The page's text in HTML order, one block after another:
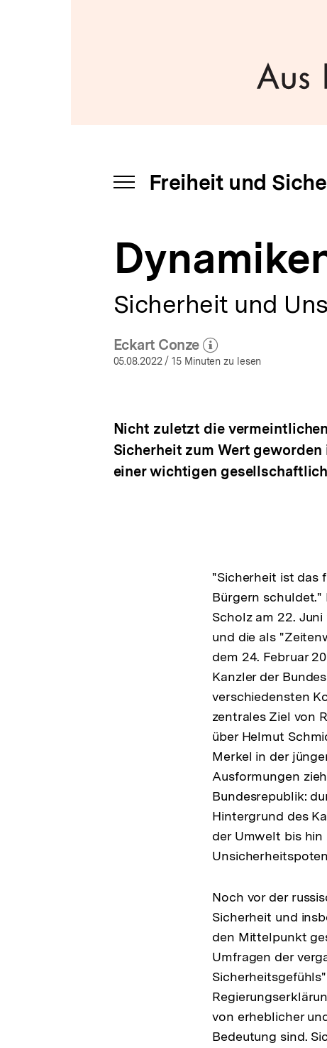
INHALTSNAVIGATION
Freiheit und
Sicherheit und
Eckart Conze
(Mehr zum Autor)
öffnen
05.08.2022/ 15 Minuten zu lesen
Nicht zuletzt die
Sicherheit zum Wert
einer wichtigen
"Sicherheit ist das
Bürgern schuldet."
Scholz am 22.
und die als
dem 24. Februar
Kanzler der
verschiedensten
zentrales Ziel von
über Helmut
Merkel in der
Ausformungen
Bundesrepublik:
Hintergrund des
der Umwelt bis
Noch vor der
Sicherheit und
den Mittelpunkt
Umfragen der
von erheblicher
Bedeutung sind.